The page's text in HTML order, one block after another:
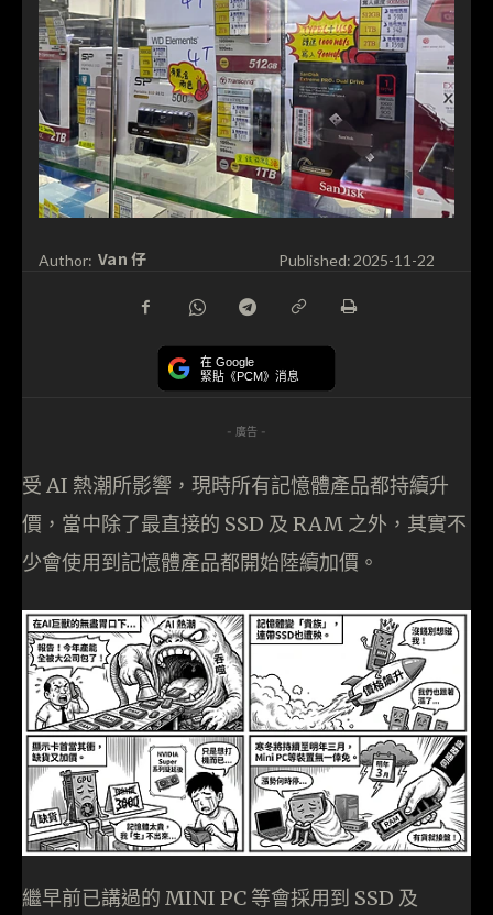
Author: Van 仔 Published: 2025-11-22
在 Google
緊貼《PCM》消息
- 廣告 -
受 AI 熱潮所影響，現時所有記憶體產品都持續升
價，當中除了最直接的 SSD 及 RAM 之外，其實不
少會使用到記憶體產品都開始陸續加價。
繼早前已講過的 MINI PC 等會採用到 SSD 及